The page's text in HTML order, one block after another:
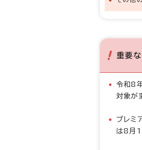
重要
令和8
対象が
プレミ
は8月